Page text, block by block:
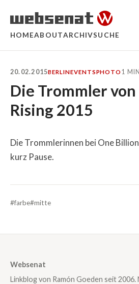
HOMEABOUTARCHIVSUCHE
20.02.2015BERLINEVENTSPHOTO 1
Die Trommler
Rising 2015
Die Trommlerinnen bei One
kurz Pause.
#farbe#mitte
Websenat
Linkblog von Ramón Goeden seit